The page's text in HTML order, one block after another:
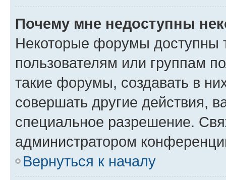
Почему мне недоступны
Некоторые форумы доступны
пользователям или группам
такие форумы, создавать в
совершать другие действия,
специальное разрешение.
администратором
Вернуться к началу